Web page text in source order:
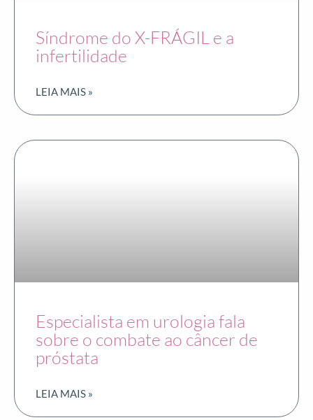
Síndrome do X-FRÁGIL e a
infertilidade
LEIA MAIS »
Especialista em urologia fala
sobre o combate ao câncer de
próstata
LEIA MAIS »